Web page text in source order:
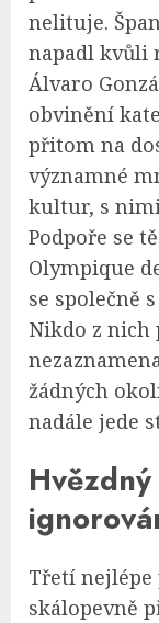
nelituje.
napadl kvůli
Álvaro
obvinění
přitom na
významné
kultur, s
Podpoře se
Olympique
se společně
Nikdo z nich
žádných
nadále jede
Třetí nejlépe
skálopevně